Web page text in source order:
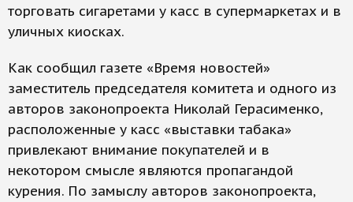
торговать сигаретами у касс в супермаркетах и в
уличных киосках.
Как сообщил газете «Время новостей»
заместитель председателя комитета и одного из
авторов законопроекта Николай Герасименко,
расположенные у касс «выставки табака»
привлекают внимание покупателей и в
некотором смысле являются пропагандой
курения. По замыслу авторов законопроекта,